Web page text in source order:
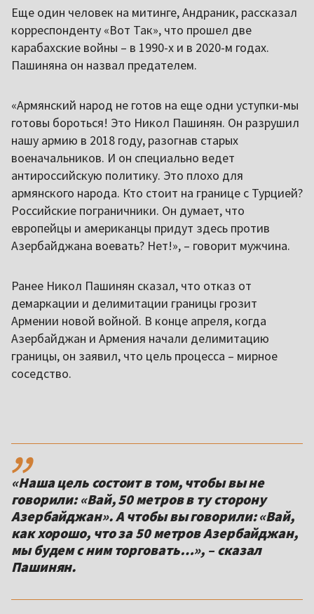
Еще один человек на митинге, Андраник, рассказал
корреспонденту «Вот Так», что прошел две
карабахские войны – в 1990-х и в 2020-м годах.
Пашиняна он назвал предателем.
«Армянский народ не готов на еще одни уступки-мы
готовы бороться! Это Никол Пашинян. Он разрушил
нашу армию в 2018 году, разогнав старых
военачальников. И он специально ведет
антироссийскую политику. Это плохо для
армянского народа. Кто стоит на границе с Турцией?
Российские пограничники. Он думает, что
европейцы и американцы придут здесь против
Азербайджана воевать? Нет!», – говорит мужчина.
Ранее Никол Пашинян сказал, что отказ от
демаркации и делимитации границы грозит
Армении новой войной. В конце апреля, когда
Азербайджан и Армения начали делимитацию
границы, он заявил, что цель процесса – мирное
соседство.
,,
«Наша цель состоит в том, чтобы вы не
говорили: «Вай, 50 метров в ту сторону
Азербайджан». А чтобы вы говорили: «Вай,
как хорошо, что за 50 метров Азербайджан,
мы будем с ним торговать…», – сказал
Пашинян.